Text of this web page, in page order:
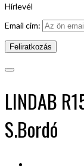
Hírlevél
Email cim:
LINDAB
S.Bordó